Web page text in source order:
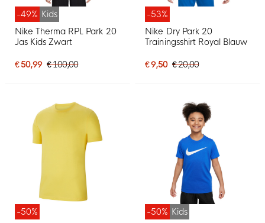
-49% Kids
Nike Therma RPL Park 20
Jas Kids Zwart
€ 50,99 € 100,00
-53%
Nike Dry Park 20
Trainingsshirt Royal Blauw
€ 9,50 € 20,00
-50%
-50% Kids